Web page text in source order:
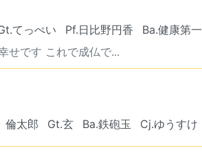
てっぺい Pf.日比野円香 Ba.健康第一
せです これで成仏で...
太郎 Gt.玄 Ba.鉄砲玉 Cj.ゆうすけ